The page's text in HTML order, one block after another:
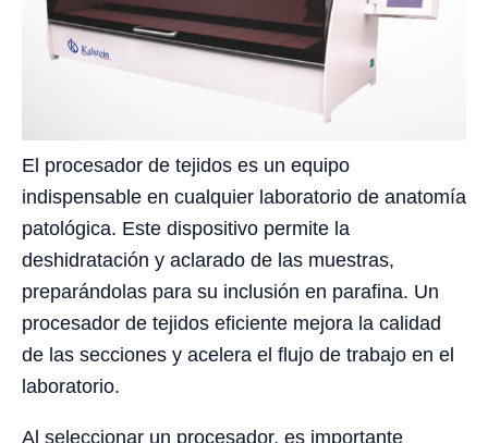
El procesador de tejidos es un equipo
indispensable en cualquier laboratorio de anatomía
patológica. Este dispositivo permite la
deshidratación y aclarado de las muestras,
preparándolas para su inclusión en parafina. Un
procesador de tejidos eficiente mejora la calidad
de las secciones y acelera el flujo de trabajo en el
laboratorio.
Al seleccionar un procesador, es importante